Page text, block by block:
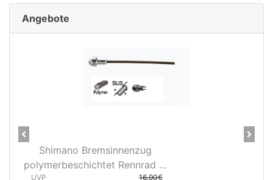
Angebote
28" Vorderrad Shimano DH-
3D37 Nabendynamo/Remerx...
Previous Next